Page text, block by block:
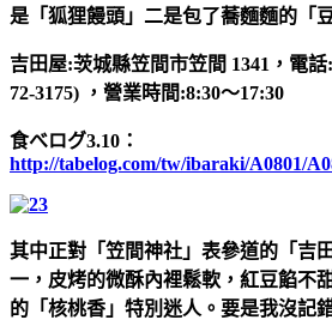
是「狐狸饅頭」二是包了蕎麵麵的「
吉田屋:茨城縣笠間市笠間 1341，電話
72-3175) ，營業時間:8:30～17:30
食べログ3.10：
http://tabelog.com/tw/ibaraki/A0801/
其中正對「笠間神社」表參道的「吉
一，皮烤的微酥內裡鬆軟，紅豆餡不
的「核桃香」特別迷人。要是我沒記